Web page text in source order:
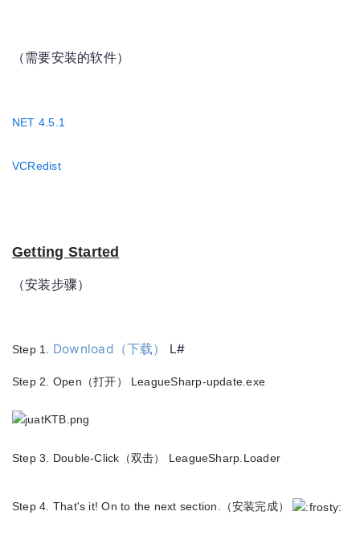
（需要安装的软件）
NET 4.5.1
VCRedist
Getting Started
（安装步骤）
Step 1. Download（下载） L#
Step 2. Open（打开） LeagueSharp-update.exe
Step 3. Double-Click（双击） LeagueSharp.Loader
Step 4. That's it! On to the next section.（安装完成）